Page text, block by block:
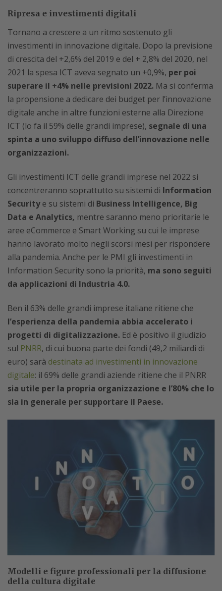
Ripresa e investimenti digitali
Tornano a crescere a un ritmo sostenuto gli
investimenti in innovazione digitale. Dopo la previsione
di crescita del +2,6% del 2019 e del + 2,8% del 2020, nel
2021 la spesa ICT aveva segnato un +0,9%, per poi
superare il +4% nelle previsioni 2022. Ma si conferma
la propensione a dedicare dei budget per l’innovazione
digitale anche in altre funzioni esterne alla Direzione
ICT (lo fa il 59% delle grandi imprese), segnale di una
spinta a uno sviluppo diffuso dell’innovazione nelle
organizzazioni.
Gli investimenti ICT delle grandi imprese nel 2022 si
concentreranno soprattutto su sistemi di Information
Securitye su sistemi di Business Intelligence, Big
Data e Analytics, mentre saranno meno prioritarie le
aree eCommerce e Smart Working su cui le imprese
hanno lavorato molto negli scorsi mesi per rispondere
alla pandemia. Anche per le PMI gli investimenti in
Information Security sono la priorità, ma sono seguiti
da applicazioni di Industria 4.0.
Ben il 63% delle grandi imprese italiane ritiene che
l’esperienza della pandemia abbia accelerato i
progetti di digitalizzazione. Ed è positivo il giudizio
sul PNRR, di cui buona parte dei fondi (49,2 miliardi di
euro) sarà destinata ad investimenti in innovazione
digitale: il 69% delle grandi aziende ritiene che il PNRR
sia utile per la propria organizzazione e l’80% che lo
sia in generale per supportare il Paese.
Modelli e figure professionali per la diffusione
della cultura digitale